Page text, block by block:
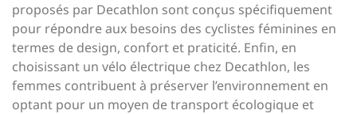
proposés par Decathlon sont conçus spécifiquement
pour répondre aux besoins des cyclistes féminines en
termes de design, confort et praticité. Enfin, en
choisissant un vélo électrique chez Decathlon, les
femmes contribuent à préserver l’environnement en
optant pour un moyen de transport écologique et